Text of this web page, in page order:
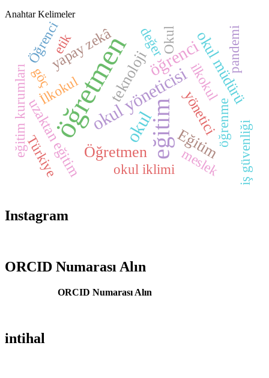
Anahtar Kelimeler
öğretmen eğitim
okul yöneticisi
okul
öğrenciokul müdürü
Öğretmen Eğitim
teknoloji
uzaktan eğitim
yapay zekâ
yönetici
ilkokul
pandemi
değer
öğrenme
eğitim kurumları
Okul
İlkokul
meslek iş güvenliği
göç
Türkiye
etik
Öğrenci
okul iklimi
Instagram
ORCID Numarası Alın
ORCID Numarası Alın
intihal